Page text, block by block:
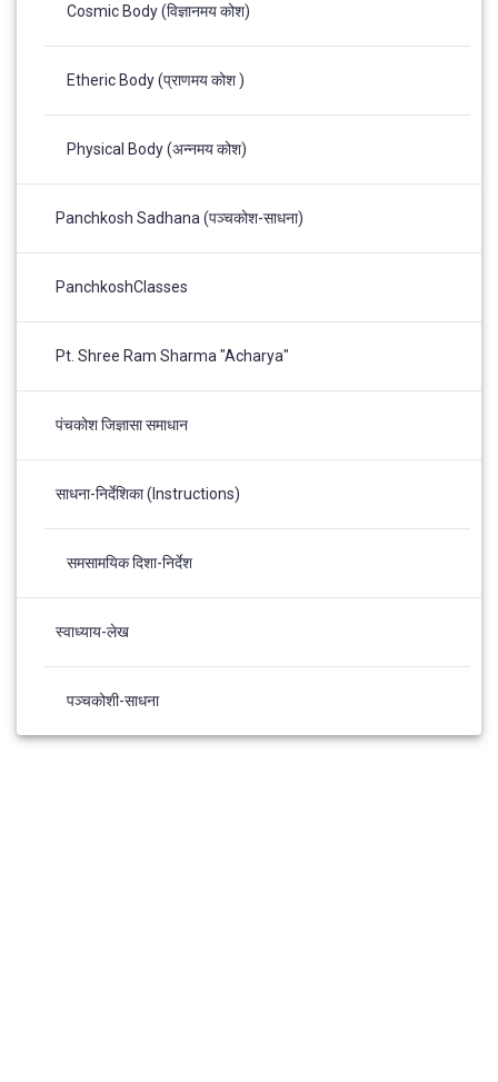
Cosmic Body (विज्ञानमय कोश)
Etheric Body (प्राणमय कोश )
Physical Body (अन्नमय कोश)
Panchkosh Sadhana (पञ्चकोश-साधना)
PanchkoshClasses
Pt. Shree Ram Sharma "Acharya"
पंचकोश जिज्ञासा समाधान
साधना-निर्देशिका (Instructions)
समसामयिक दिशा-निर्देश
स्वाध्याय-लेख
पञ्चकोशी-साधना